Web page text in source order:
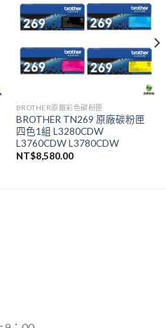
BROTHER原廠彩色碳粉匣
BROTHER TN269 原廠碳粉匣
四色1組 L3280CDW
L3760CDW L3780CDW
NT$8,580.00